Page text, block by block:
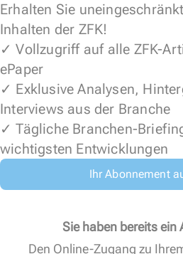
Erhalten Sie
Inhalten der ZFK!
✓ Vollzugriff auf alle ZFK-
ePaper
✓ Exklusive Analysen,
Interviews aus der Branche
✓ Tägliche Branchen-
wichtigsten Entwicklungen
Ihr Abonnement
Sie haben bereits ein
Den Online-Zugang zu